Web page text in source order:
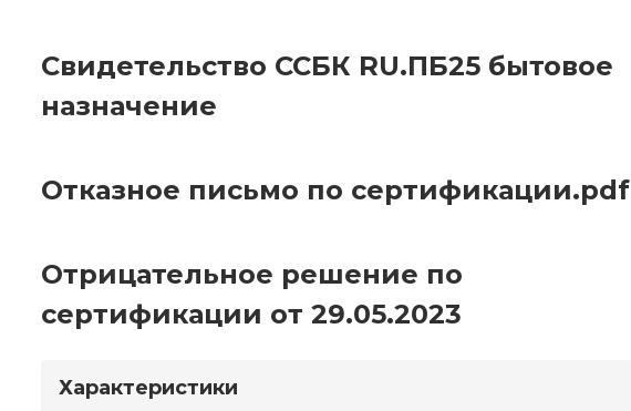
Свидетельство ССБК RU.ПБ25 бытовое
назначение
Отказное письмо по сертификации.pdf
Отрицательное решение по
сертификации от 29.05.2023
Характеристики